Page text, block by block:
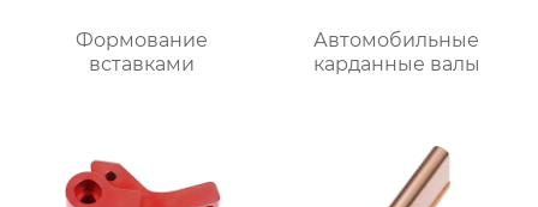
Формование
вставками
Автомобильные
карданные валы